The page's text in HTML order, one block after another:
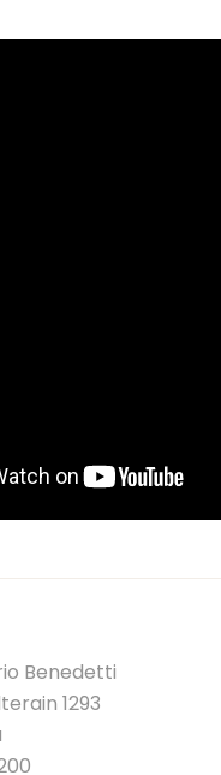
Benedetti
1293